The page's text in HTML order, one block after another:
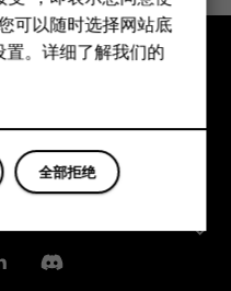
Discord
可以随时选择网站底
置。详细了解我们的
全部拒绝